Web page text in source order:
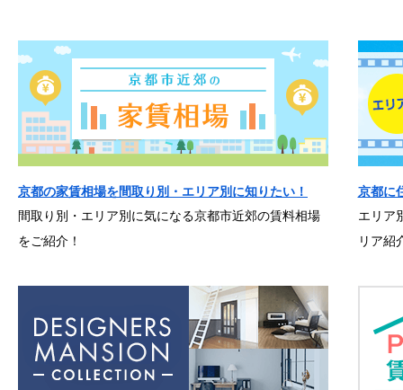
京都の家賃相場を間取り別・エリア別に知りたい！
間取り別・エリア別に気になる京都市近郊の賃料相場
をご紹介！
京都に
エリア
リア紹